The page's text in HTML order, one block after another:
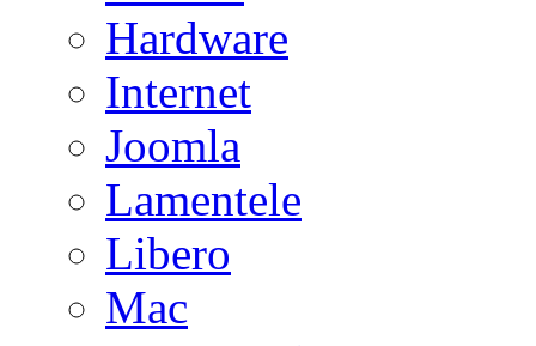
Hardware
Internet
Joomla
Lamentele
Libero
Mac